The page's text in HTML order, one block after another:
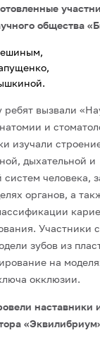
общества
ребят вызвали
и
изучали
дыхательной и
человека,
органов, а
Участники
зубов из
на
окклюзии.
наставники